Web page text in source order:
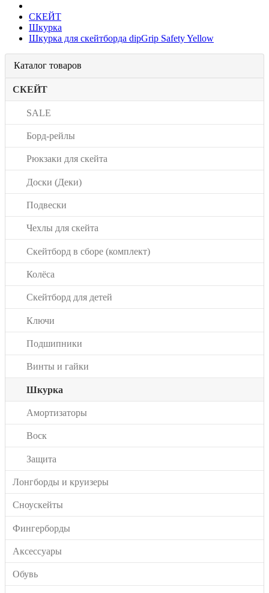
СКЕЙТ
Шкурка
Шкурка для скейтборда dipGrip Safety Yellow
Каталог товаров
СКЕЙТ
SALE
Борд-рейлы
Рюкзаки для скейта
Доски (Деки)
Подвески
Чехлы для скейта
Скейтборд в сборе (комплект)
Колёса
Скейтборд для детей
Ключи
Подшипники
Винты и гайки
Шкурка
Амортизаторы
Воск
Защита
Лонгборды и круизеры
Сноускейты
Фингерборды
Аксессуары
Обувь